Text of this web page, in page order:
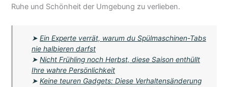
Ruhe und Schönheit der Umgebung zu verlieben.
➤Ein Experte verrät, warum du Spülmaschinen-Tabs
nie halbieren darfst
➤Nicht Frühling noch Herbst, diese Saison enthüllt
Ihre wahre Persönlichkeit
➤Keine teuren Gadgets: Diese Verhaltensänderung